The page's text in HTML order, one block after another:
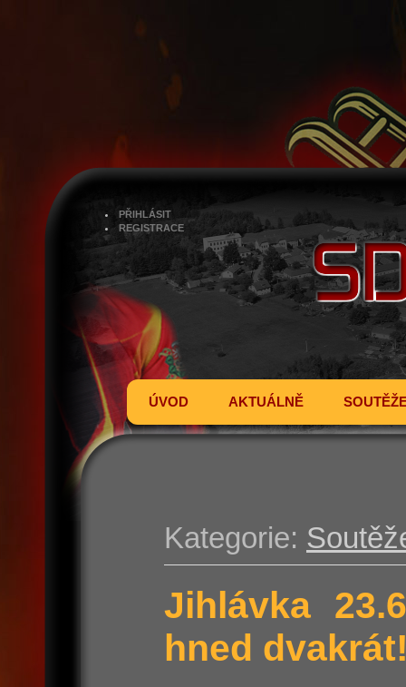
PŘIHLÁSIT
REGISTRACE
ÚVOD AKTUÁLNĚ
Kategorie:
Jihlávka
hned